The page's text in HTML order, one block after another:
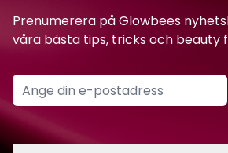
Prenumerera på Glowbees
våra bästa tips, tricks och beauty